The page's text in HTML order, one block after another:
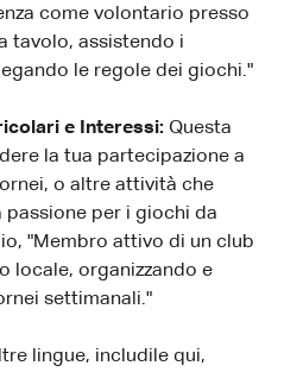
come volontario presso
tavolo, assistendo i
le regole dei giochi."
e Interessi: Questa
la tua partecipazione a
o altre attività che
per i giochi da
"Membro attivo di un club
locale, organizzando e
settimanali."
lingue, includile qui,